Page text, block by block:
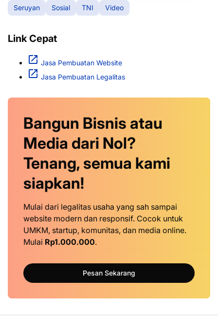
Seruyan
Sosial TNI Video
Link Cepat
Jasa Pembuatan Website
Jasa Pembuatan Legalitas
Bangun Bisnis atau
Media dari Nol?
Tenang, semua kami
siapkan!
Mulai dari legalitas usaha yang sah sampai
website modern dan responsif. Cocok untuk
UMKM, startup, komunitas, dan media online.
Mulai Rp1.000.000.
Pesan Sekarang